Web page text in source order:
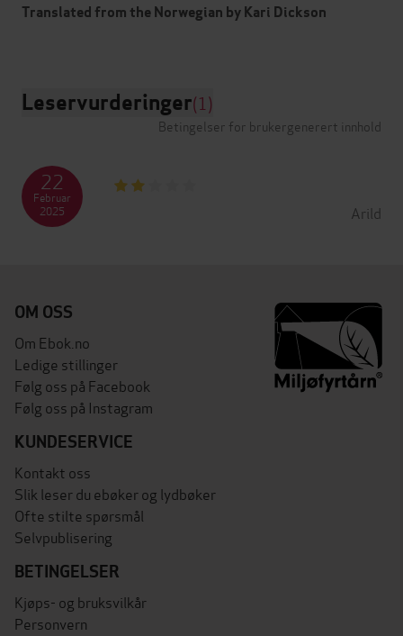
Translated from the Norwegian by Kari Dickson
Leservurderinger(1)
Betingelser for brukergenerert innhold
Arild
22
Februar
2025
OM OSS
Om Ebok.no
Ledige stillinger
Følg oss på Facebook
Følg oss på Instagram
KUNDESERVICE
Kontakt oss
Slik leser du ebøker og lydbøker
Ofte stilte spørsmål
Selvpublisering
BETINGELSER
Kjøps- og bruksvilkår
Personvern